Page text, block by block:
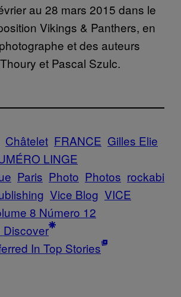
au 28 mars 2015 dans le
Vikings & Panthers, en
et des auteurs
et Pascal Szulc.
Châtelet FRANCE Gilles Elie
LINGE
Paris Photo Photos rockabi
Vice Blog VICE
8 Número 12
Discover
In Top Stories